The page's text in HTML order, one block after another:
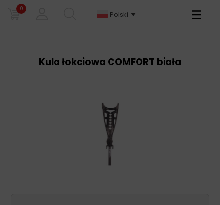
0
Polski
Primary
Kula łokciowa COMFORT biała